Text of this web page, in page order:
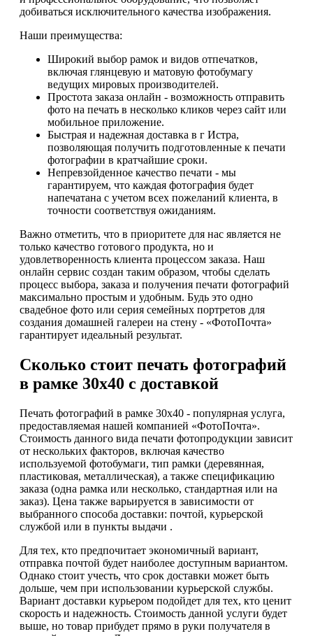
добиваться исключительного качества изображения.
Наши преимущества:
Широкий выбор рамок и видов отпечатков,
включая глянцевую и матовую фотобумагу
ведущих мировых производителей.
Простота заказа онлайн - возможность отправить
фото на печать в несколько кликов через сайт или
мобильное приложение.
Быстрая и надежная доставка в г Истра,
позволяющая получить подготовленные к печати
фотографии в кратчайшие сроки.
Непревзойденное качество печати - мы
гарантируем, что каждая фотография будет
напечатана с учетом всех пожеланий клиента, в
точности соответствуя ожиданиям.
Важно отметить, что в приоритете для нас является не
только качество готового продукта, но и
удовлетворенность клиента процессом заказа. Наш
онлайн сервис создан таким образом, чтобы сделать
процесс выбора, заказа и получения печати фотографий
максимально простым и удобным. Будь это одно
свадебное фото или серия семейных портретов для
создания домашней галереи на стену - «ФотоПочта»
гарантирует идеальный результат.
Сколько стоит печать фотографий
в рамке 30х40 с доставкой
Печать фотографий в рамке 30х40 - популярная услуга,
предоставляемая нашей компанией «ФотоПочта».
Стоимость данного вида печати фотопродукции зависит
от нескольких факторов, включая качество
используемой фотобумаги, тип рамки (деревянная,
пластиковая, металлическая), а также спецификацию
заказа (одна рамка или несколько, стандартная или на
заказ). Цена также варьируется в зависимости от
выбранного способа доставки: почтой, курьерской
службой или в пункты выдачи .
Для тех, кто предпочитает экономичный вариант,
отправка почтой будет наиболее доступным вариантом.
Однако стоит учесть, что срок доставки может быть
дольше, чем при использовании курьерской службы.
Вариант доставки курьером подойдет для тех, кто ценит
скорость и надежность. Стоимость данной услуги будет
выше, но товар прибудет прямо в руки получателя в